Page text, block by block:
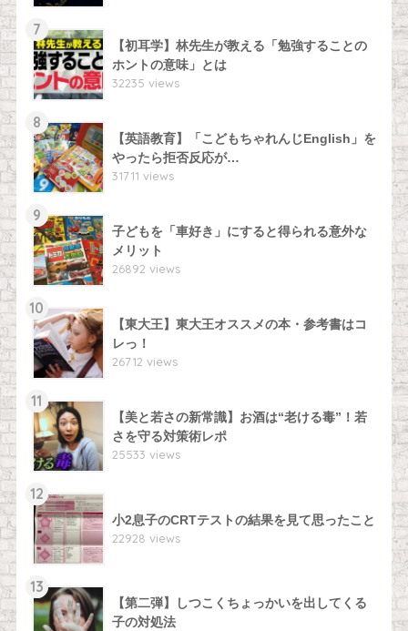
7
【初耳学】林先生が教える「勉強することの
ホントの意味」とは
32235 views
8
【英語教育】「こどもちゃれんじEnglish」を
やったら拒否反応が…
31711 views
9
子どもを「車好き」にすると得られる意外な
メリット
26892 views
10
【東大王】東大王オススメの本・参考書はコ
レっ！
26712 views
11
【美と若さの新常識】お酒は“老ける毒”！若
さを守る対策術レポ
25533 views
12
小2息子のCRTテストの結果を見て思ったこと
22928 views
13
【第二弾】しつこくちょっかいを出してくる
子の対処法